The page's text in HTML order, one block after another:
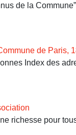
de la
de Paris,
Index des
richesse pour